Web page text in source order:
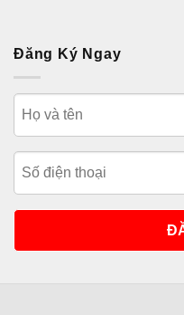
Đăng Ký Ngay